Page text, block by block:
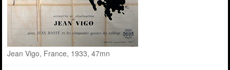
Jean Vigo, France, 1933, 47mn